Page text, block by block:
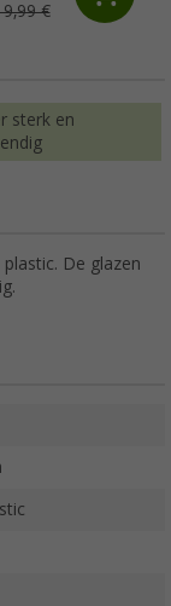
€
sterk en
De glazen